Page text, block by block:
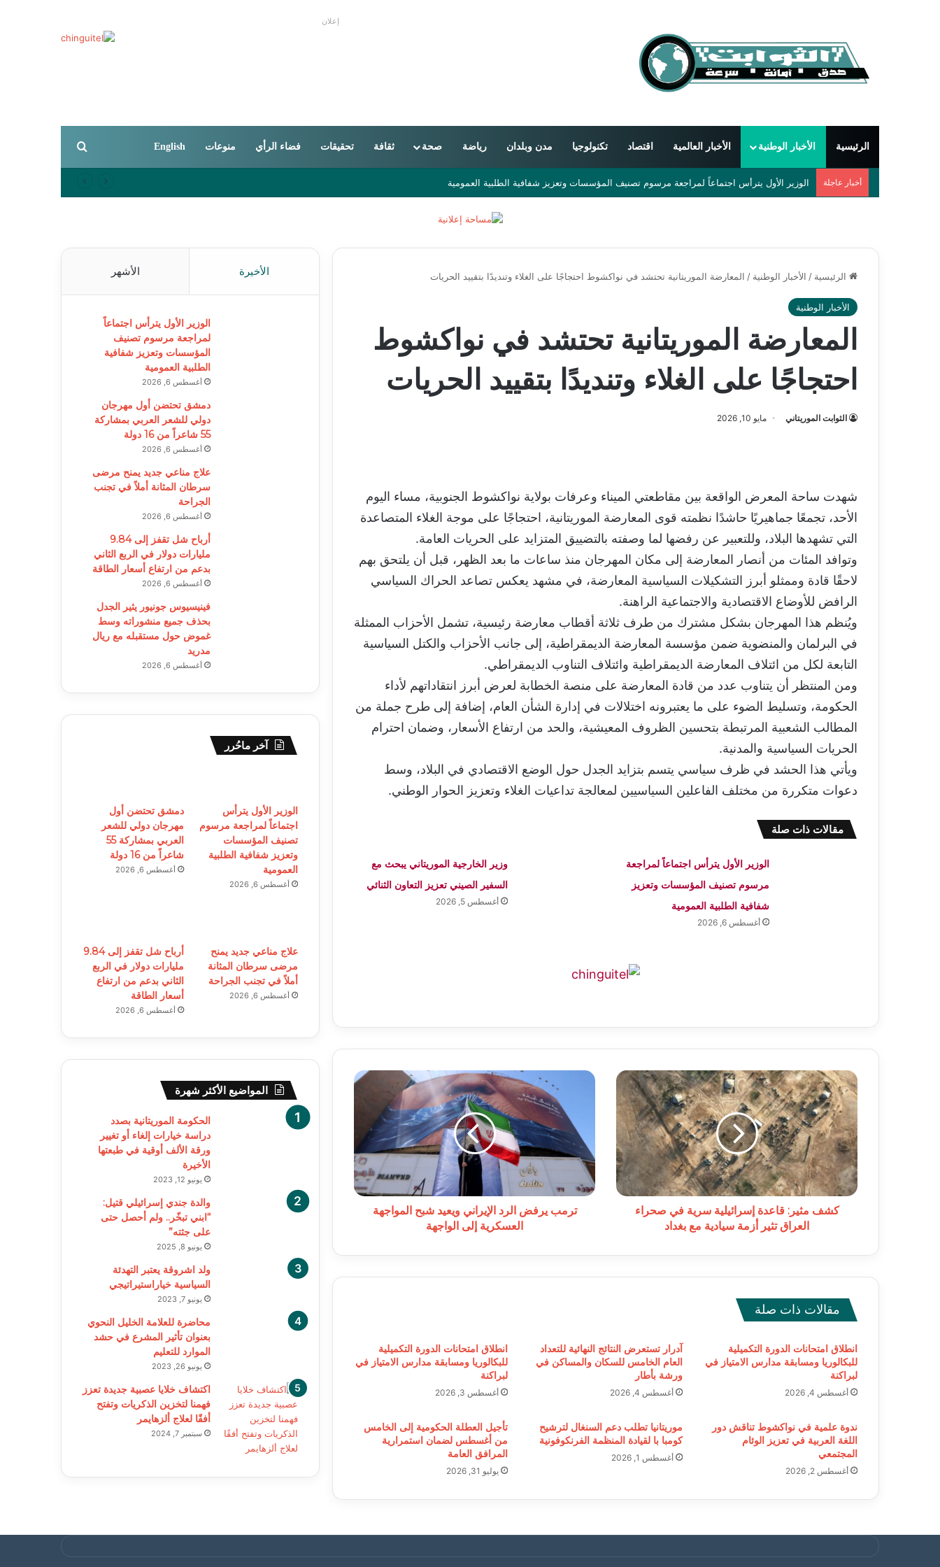
إعلان
الرئيسية الأخبار الوطنية الأخبار العالمية اقتصاد تكنولوجيا مدن وبلدان رياضة صحة ثقافة تحقيقات فضاء الرأي منوعات English بحث عن
أخبار عاجلة دمشق تحتضن أول مهرجان دولي للشعر العربي بمشاركة 55 شاعراً من 16 دولة
الرئيسية / الأخبار الوطنية / المعارضة الموريتانية تحتشد في نواكشوط احتجاجًا على الغلاء وتنديدًا بتقييد الحريات
الأخبار الوطنية
المعارضة الموريتانية تحتشد في نواكشوط
احتجاجًا على الغلاء وتنديدًا بتقييد الحريات
الثوابت الموريتاني مايو 10, 2026
شهدت ساحة المعرض الواقعة بين مقاطعتي الميناء وعرفات بولاية نواكشوط الجنوبية، مساء اليوم
الأحد، تجمعًا جماهيريًا حاشدًا نظمته قوى المعارضة الموريتانية، احتجاجًا على موجة الغلاء المتصاعدة
التي تشهدها البلاد، وللتعبير عن رفضها لما وصفته بالتضييق المتزايد على الحريات العامة.
وتوافد المئات من أنصار المعارضة إلى مكان المهرجان منذ ساعات ما بعد الظهر، قبل أن يلتحق بهم
لاحقًا قادة وممثلو أبرز التشكيلات السياسية المعارضة، في مشهد يعكس تصاعد الحراك السياسي
الرافض للأوضاع الاقتصادية والاجتماعية الراهنة.
ويُنظم هذا المهرجان بشكل مشترك من طرف ثلاثة أقطاب معارضة رئيسية، تشمل الأحزاب الممثلة
في البرلمان والمنضوية ضمن مؤسسة المعارضة الديمقراطية، إلى جانب الأحزاب والكتل السياسية
التابعة لكل من ائتلاف المعارضة الديمقراطية وائتلاف التناوب الديمقراطي.
ومن المنتظر أن يتناوب عدد من قادة المعارضة على منصة الخطابة لعرض أبرز انتقاداتهم لأداء
الحكومة، وتسليط الضوء على ما يعتبرونه اختلالات في إدارة الشأن العام، إضافة إلى طرح جملة من
المطالب الشعبية المرتبطة بتحسين الظروف المعيشية، والحد من ارتفاع الأسعار، وضمان احترام
الحريات السياسية والمدنية.
ويأتي هذا الحشد في ظرف سياسي يتسم بتزايد الجدل حول الوضع الاقتصادي في البلاد، وسط
دعوات متكررة من مختلف الفاعلين السياسيين لمعالجة تداعيات الغلاء وتعزيز الحوار الوطني.
مقالات ذات صلة
الوزير الأول يترأس اجتماعاً لمراجعة
مرسوم تصنيف المؤسسات وتعزيز
شفافية الطلبية العمومية
أغسطس 6, 2026
وزير الخارجية الموريتاني يبحث مع
السفير الصيني تعزيز التعاون الثنائي
أغسطس 5, 2026
كشف
مثير:
قاعدة
إسرائيلية
سرية
في
صحراء
العراق
تثير
بغداد
كشف مثير: قاعدة إسرائيلية سرية في صحراء
العراق تثير أزمة سيادية مع بغداد
ترمب
الإيراني
ويعيد
شبح
المواجهة
العسكرية
إلى
الواجهةترمب يرفض الرد الإيراني ويعيد شبح المواجهة
العسكرية إلى الواجهة
مقالات ذات صلة
انطلاق امتحانات الدورة التكميلية
للبكالوريا ومسابقة مدارس الامتياز في
لبراكنة
أغسطس 4, 2026
آدرار تستعرض النتائج النهائية للتعداد
العام الخامس للسكان والمساكن في
ورشة بأطار
أغسطس 4, 2026
انطلاق امتحانات الدورة التكميلية
للبكالوريا ومسابقة مدارس الامتياز في
لبراكنة
أغسطس 3, 2026
ندوة علمية في نواكشوط تناقش دور
اللغة العربية في تعزيز الوئام
المجتمعي
أغسطس 2, 2026
موريتانيا تطلب دعم السنغال لترشيح
كومبا با لقيادة المنظمة الفرنكوفونية
أغسطس 1, 2026
تأجيل العطلة الحكومية إلى الخامس
من أغسطس لضمان استمرارية
المرافق العامة
يوليو 31, 2026
الأخيرة الأشهر
الوزير الأول يترأس اجتماعاً
لمراجعة مرسوم تصنيف
المؤسسات وتعزيز شفافية
الطلبية العمومية
أغسطس 6, 2026
دمشق تحتضن أول مهرجان
دولي للشعر العربي بمشاركة
55 شاعراً من 16 دولة
أغسطس 6, 2026
علاج مناعي جديد يمنح مرضى
سرطان المثانة أملاً في تجنب
الجراحة
أغسطس 6, 2026
أرباح شل تقفز إلى 9.84
مليارات دولار في الربع الثاني
بدعم من ارتفاع أسعار الطاقة
أغسطس 6, 2026
فينيسيوس جونيور يثير الجدل
بحذف جميع منشوراته وسط
غموض حول مستقبله مع ريال
مدريد
أغسطس 6, 2026
آخر ماحُرر
الوزير الأول يترأس
اجتماعاً لمراجعة مرسوم
تصنيف المؤسسات
وتعزيز شفافية الطلبية
العمومية
أغسطس 6, 2026
دمشق تحتضن أول
مهرجان دولي للشعر
العربي بمشاركة 55
شاعراً من 16 دولة
أغسطس 6, 2026
علاج مناعي جديد يمنح
مرضى سرطان المثانة
أملاً في تجنب الجراحة
أغسطس 6, 2026
أرباح شل تقفز إلى 9.84
مليارات دولار في الربع
الثاني بدعم من ارتفاع
أسعار الطاقة
أغسطس 6, 2026
المواضيع الأكثر شهرة
الحكومة الموريتانية بصدد
دراسة خيارات إلغاء أو تغيير
ورقة الألف أوقية في طبعتها
الأخيرة
يونيو 12, 2023
والدة جندي إسرائيلي قتيل:
“ابني تبخّر.. ولم أحصل حتى
على جثته”
يونيو 8, 2025
ولد اشروقة يعتبر التهدئة
السياسية خياراستيراتيجي
يونيو 7, 2023
محاضرة للعلامة الخليل النحوي
بعنوان تأثير المشرع في حشد
الموارد للتعليم
يونيو 26, 2023
اكتشاف خلايا عصبية جديدة تعزز
فهمنا لتخزين الذكريات وتفتح
أفقًا لعلاج ألزهايمر
سبتمبر 7, 2024